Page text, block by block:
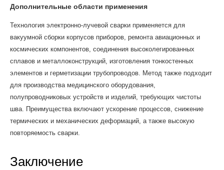
Дополнительные области применения
Технология электронно-лучевой сварки применяется для
вакуумной сборки корпусов приборов, ремонта авиационных и
космических компонентов, соединения высоколегированных
сплавов и металлоконструкций, изготовления тонкостенных
элементов и герметизации трубопроводов. Метод также подходит
для производства медицинского оборудования,
полупроводниковых устройств и изделий, требующих чистоты
шва. Преимущества включают ускорение процессов, снижение
термических и механических деформаций, а также высокую
повторяемость сварки.
Заключение